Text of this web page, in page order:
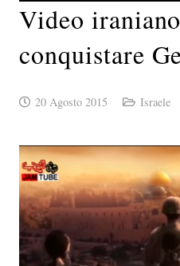
Video
conquistare
20 Agosto 2015 Israele